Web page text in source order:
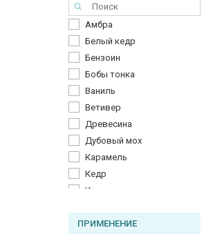
Тубероза
Фрезия
Цветок гвоздики
Цикламен
Амбра
Белый кедр
Бензоин
Бобы тонка
Ваниль
Ветивер
Древесина
Дубовый мох
Карамель
Кедр
Кожа
Корень фиалки
ПРИМЕНЕНИЕ